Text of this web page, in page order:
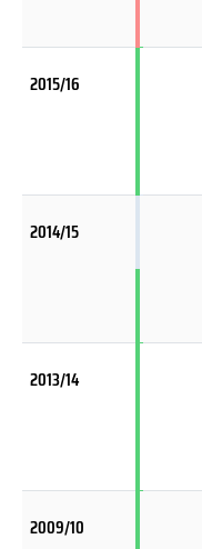
2015/16
2014/15
2013/14
2009/10